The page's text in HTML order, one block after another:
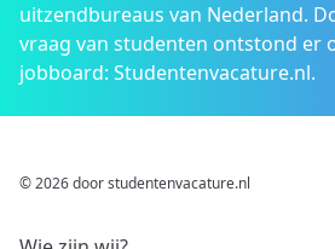
uitzendbureaus van Nederland.
vraag van studenten ontstond er
jobboard: Studentenvacature.nl.
© 2026 door studentenvacature.nl